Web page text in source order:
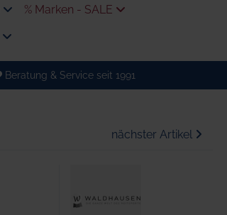
% Marken - SALE
Beratung & Service seit 1991
nächster Artikel